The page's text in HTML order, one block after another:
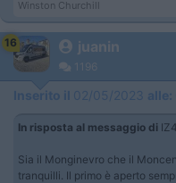
Winston Churchill
16 juanin
1196
Inserito il 02/05/2023 alle:
In risposta al messaggio di
Sia il Monginevro che il
tranquilli. Il primo è aperto